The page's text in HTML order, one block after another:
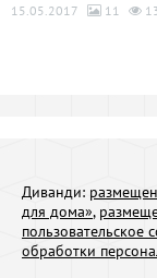
15.05.2017
11
Диванди:
для дома»,
пользовательское
обработки